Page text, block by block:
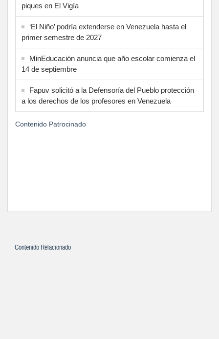
piques en El Vigía
‘El Niño’ podría extenderse en Venezuela hasta el
primer semestre de 2027
MinEducación anuncia que año escolar comienza el
14 de septiembre
Fapuv solicitó a la Defensoría del Pueblo protección
a los derechos de los profesores en Venezuela
Contenido Patrocinado
Contenido Relacionado